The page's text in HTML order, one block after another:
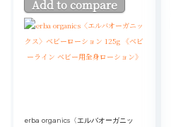
Add to compare
erba organics〈エルバオーガニッ